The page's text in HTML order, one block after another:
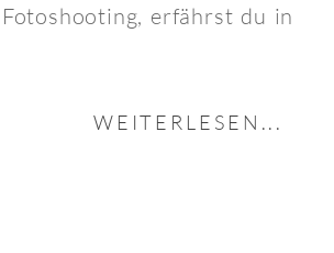
erfährst du in
WEITERLESEN...